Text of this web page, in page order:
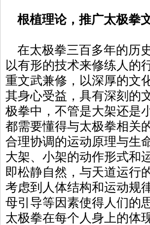
根植理论，推广太极拳
在太极拳三百多年的历
以有形的技术来修练人的
重文武兼修，以深厚的文
其身心受益，具有深刻的
极拳中，不管是大架还是
都需要懂得与太极拳相关
合理协调的运动原理与生
大架、小架的动作形式和
即松静自然，与天道运行
考虑到人体结构和运动规
母引导等因素使得人们的
太极拳在每个人身上的体